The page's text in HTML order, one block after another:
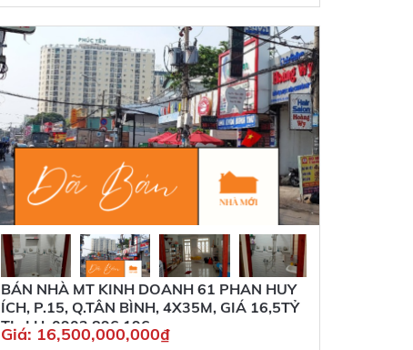
BÁN NHÀ MT KINH DOANH 61 PHAN HUY
ÍCH, P.15, Q.TÂN BÌNH, 4X35M, GIÁ 16,5TỶ
TL, LH: 0902 896 196
Giá: 16,500,000,000₫